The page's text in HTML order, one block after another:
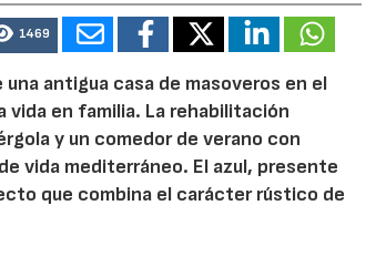
1469
antigua casa de masoveros en el
vida en familia. La rehabilitación
y un comedor de verano con
vida mediterráneo. El azul, presente
que combina el carácter rústico de